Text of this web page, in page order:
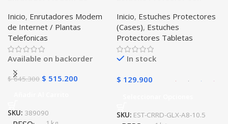
Libre Todo Operador 4G
LTE SIMCARD
Inicio, Enrutadores Modem
de Internet / Plantas
Telefonicas
Available on backorder
$645.300 $ 515.200
SKU: 389090
Tablet Samsung Galaxy
Tab A8 10.5 2021 – 2022
SM-x200 SM-x205 Anti
golpes con soporte
Inicio, Estuches Protectores
(Cases), Estuches
Protectores Tabletas
In stock
$ 129.900
SKU: EST-CRRD-GLX-A8-10.5